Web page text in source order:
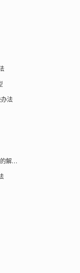
法
Google Antigravity Windows下无法登录卡登录界面的解决办法